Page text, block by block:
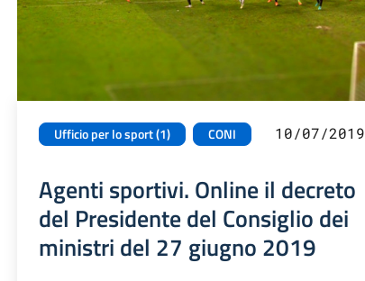
Ufficio per lo sport (1) CONI 10/07/2019
Agenti sportivi. Online il decreto
del Presidente del Consiglio dei
ministri del 27 giugno 2019